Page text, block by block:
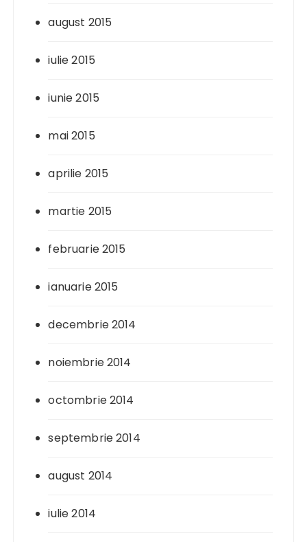
august 2015
iulie 2015
iunie 2015
mai 2015
aprilie 2015
martie 2015
februarie 2015
ianuarie 2015
decembrie 2014
noiembrie 2014
octombrie 2014
septembrie 2014
august 2014
iulie 2014